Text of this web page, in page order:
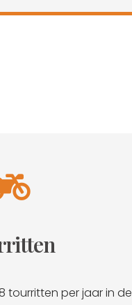
tourritten per jaar in de